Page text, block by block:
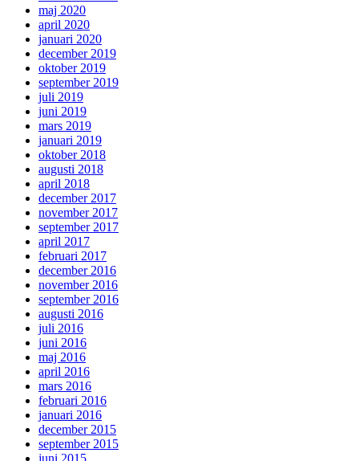
maj 2020
april 2020
januari 2020
december 2019
oktober 2019
september 2019
juli 2019
juni 2019
mars 2019
januari 2019
oktober 2018
augusti 2018
april 2018
december 2017
november 2017
september 2017
april 2017
februari 2017
december 2016
november 2016
september 2016
augusti 2016
juli 2016
juni 2016
maj 2016
april 2016
mars 2016
februari 2016
januari 2016
december 2015
september 2015